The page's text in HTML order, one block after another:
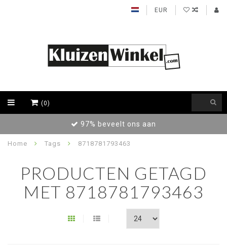
EUR
(0)
97% beveelt ons aan
Home Tags 8718781793463
PRODUCTEN GETAGD
MET 8718781793463